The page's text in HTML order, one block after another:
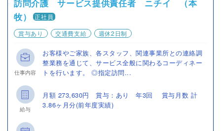
訪問介護 サービス提供責任者 ニチイ （本
牧）
正社員
賞与あり
交通費支給 週休2日制
仕事内容
お客様やご家族、各スタッフ、関連事業所との連絡調
整業務を通じて、サービス全般に関わるコーディネー
トを行います。 ◎指定訪問...
給与
月額 273,630円 賞与：あり 年3回 賞与月数 計
3.86ヶ月分(前年度実績)